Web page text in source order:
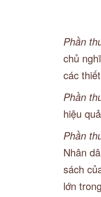
Phần
chủ
các
Phần
hiệu
Phần
Nhân
sách
lớn